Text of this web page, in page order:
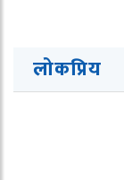
लोकप्रिय